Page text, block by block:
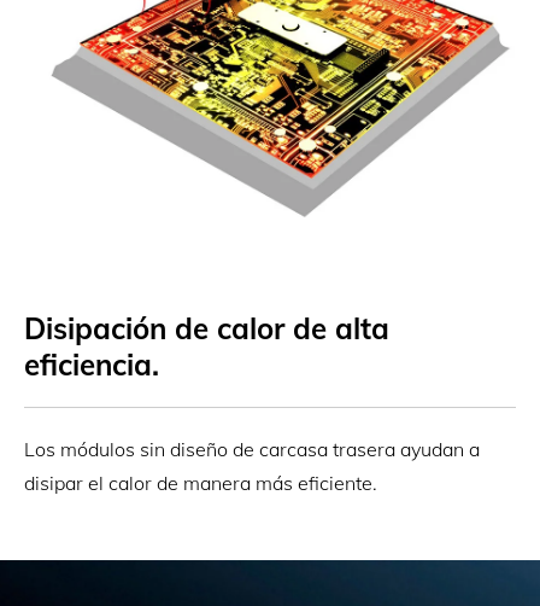
Disipación de calor de alta
eficiencia.
Los módulos sin diseño de carcasa trasera ayudan a
disipar el calor de manera más eficiente.